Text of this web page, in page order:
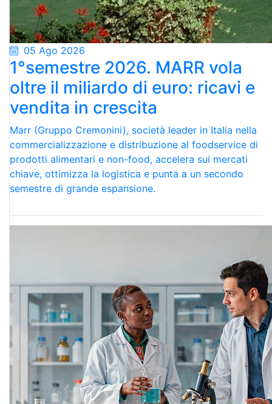
05 Ago 2026
1°semestre 2026. MARR vola
oltre il miliardo di euro: ricavi e
vendita in crescita
Marr (Gruppo Cremonini), società leader in Italia nella
commercializzazione e distribuzione al foodservice di
prodotti alimentari e non-food, accelera sui mercati
chiave, ottimizza la logistica e punta a un secondo
semestre di grande espansione.